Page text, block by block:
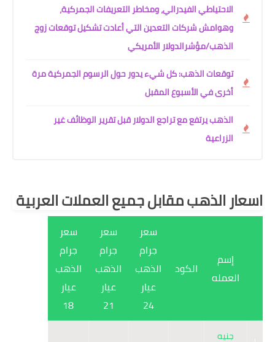
الاحتياطي الفيدرالي، ومخاطر التعريفات الجمركية،
وهوامش شركات التعدين التي أعادت تشكيل توقعات زوج
الذهب/مؤشرالدولار الأمريكي
توقعات الذهب: كل شيء يدور حول الرسوم الجمركية مرة
أخرى في الأسبوع المقبل
الذهب يرتفع مع تراجع الدولار قبل تقرير الوظائف غير
الزراعية
الذهب مقابل جميع العملات العربية
إسم
العمله
الكود
سعر
جرام
الذهب
عيار
سعر
جرام
الذهب
عيار
سعر
جرام
الذهب
عيار
جنيه